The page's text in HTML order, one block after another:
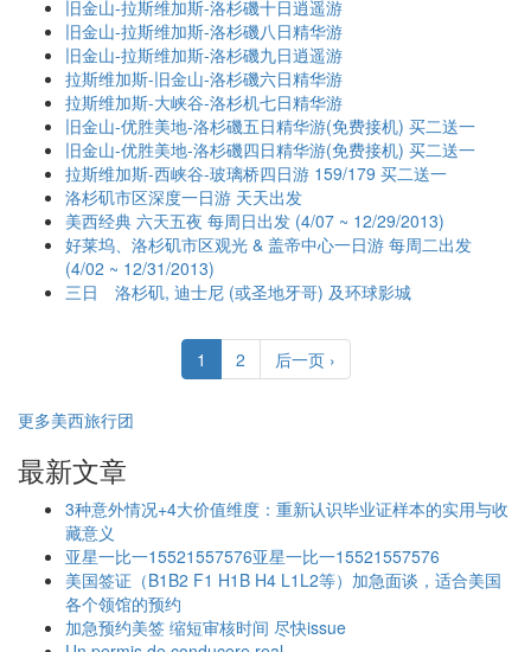
旧金山-拉斯维加斯-洛杉磯十日逍遥游
旧金山-拉斯维加斯-洛杉磯八日精华游
旧金山-拉斯维加斯-洛杉磯九日逍遥游
拉斯维加斯-旧金山-洛杉磯六日精华游
拉斯维加斯-大峡谷-洛杉机七日精华游
旧金山-优胜美地-洛杉磯五日精华游(免费接机) 买二送一
旧金山-优胜美地-洛杉磯四日精华游(免费接机) 买二送一
拉斯维加斯-西峡谷-玻璃桥四日游 159/179 买二送一
洛杉矶市区深度一日游 天天出发
美西经典 六天五夜 每周日出发 (4/07 ~ 12/29/2013)
好莱坞、洛杉矶市区观光 & 盖帝中心一日游 每周二出发
(4/02 ~ 12/31/2013)
三日 洛杉矶, 迪士尼 (或圣地牙哥) 及环球影城
1 2 后一页 ›
更多美西旅行团
最新文章
3种意外情况+4大价值维度：重新认识毕业证样本的实用与收
藏意义
亚星一比一15521557576亚星一比一15521557576
美国签证（B1B2 F1 H1B H4 L1L2等）加急面谈，适合美国
各个领馆的预约
加急预约美签 缩短审核时间 尽快issue